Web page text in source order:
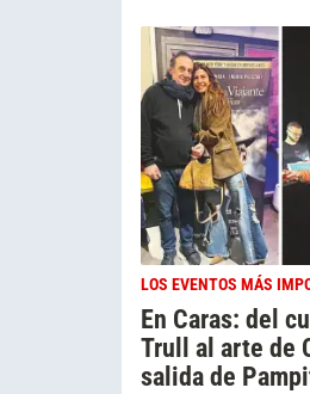
LOS EVENTOS MÁS
En Caras: del
Trull al arte de
salida de